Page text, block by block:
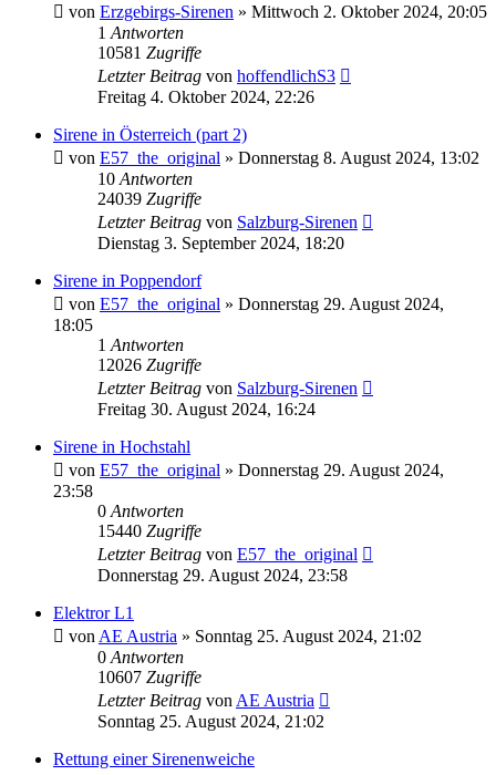
von Erzgebirgs-Sirenen » Mittwoch 2. Oktober 2024, 20:05
1 Antworten
10581 Zugriffe
Letzter Beitrag von hoffendlichS3
Freitag 4. Oktober 2024, 22:26
Sirene in Österreich (part 2)
von E57_the_original » Donnerstag 8. August 2024, 13:02
10 Antworten
24039 Zugriffe
Letzter Beitrag von Salzburg-Sirenen
Dienstag 3. September 2024, 18:20
Sirene in Poppendorf
von E57_the_original » Donnerstag 29. August 2024,
18:05
1 Antworten
12026 Zugriffe
Letzter Beitrag von Salzburg-Sirenen
Freitag 30. August 2024, 16:24
Sirene in Hochstahl
von E57_the_original » Donnerstag 29. August 2024,
23:58
0 Antworten
15440 Zugriffe
Letzter Beitrag von E57_the_original
Donnerstag 29. August 2024, 23:58
Elektror L1
von AE Austria » Sonntag 25. August 2024, 21:02
0 Antworten
10607 Zugriffe
Letzter Beitrag von AE Austria
Sonntag 25. August 2024, 21:02
Rettung einer Sirenenweiche